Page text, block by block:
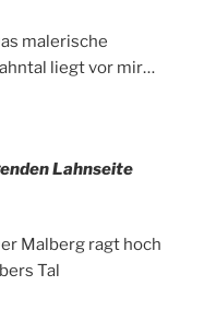
malerische
liegt vor mir…
Lahnseite
Malberg ragt hoch
Tal